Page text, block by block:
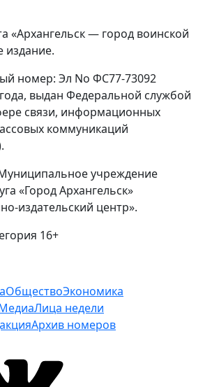
«Архангельск — город воинской
издание.
номер: Эл No ФС77-73092
выдан Федеральной службой
связи, информационных
коммуникаций
учреждение
«Город Архангельск»
издательский центр».
16+
ОбществоЭкономика
Лица недели
Архив номеров